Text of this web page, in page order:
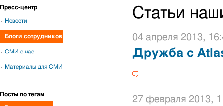
Статьи
04 апреля 2013,
Дружба с
27 февраля 2013,
Пресс-центр
Новости
Блоги сотрудников
СМИ о нас
Материалы для СМИ
Посты по тегам